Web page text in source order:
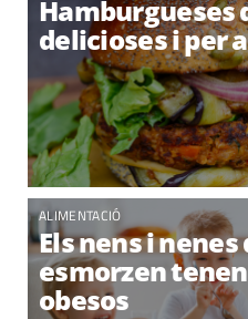
Hamburgueses
delicioses i per
ALIMENTACIÓ
Els nens i nenes
esmorzen
obesos